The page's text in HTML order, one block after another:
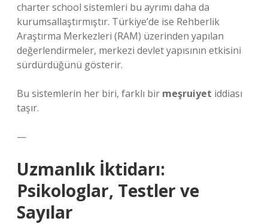
charter school sistemleri bu ayrımı daha da
kurumsallaştırmıştır. Türkiye’de ise Rehberlik
Araştırma Merkezleri (RAM) üzerinden yapılan
değerlendirmeler, merkezi devlet yapısının etkisini
sürdürdüğünü gösterir.
Bu sistemlerin her biri, farklı bir meşruiyet iddiası
taşır.
—
Uzmanlık İktidarı:
Psikologlar, Testler ve
Sayılar